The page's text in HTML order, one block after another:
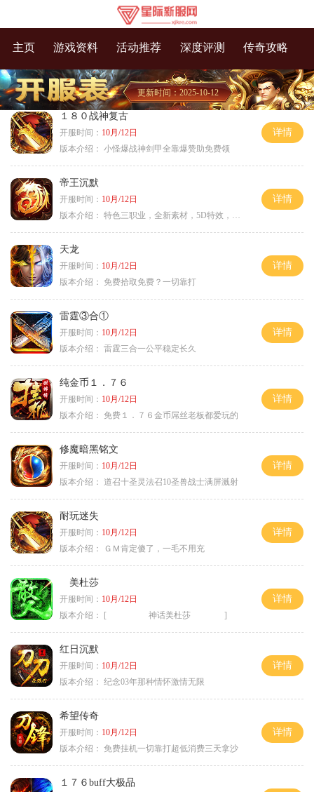
主页 游戏资料 活动推荐 深度评测 传奇攻略
更新时间：2025-10-12
１８０战神复古
开服时间： 10月/12日
版本介绍： 小怪爆战神剑甲全靠爆赞助免费领
详情
帝王沉默
开服时间： 10月/12日
版本介绍： 特色三职业，全新素材，5D特效，不卡图
详情
天龙
开服时间： 10月/12日
版本介绍： 免费拾取免费？一切靠打
详情
雷霆③合①
开服时间： 10月/12日
版本介绍： 雷霆三合一公平稳定长久
详情
纯金币１．７６
开服时间： 10月/12日
版本介绍： 免费１．７６金币屌丝老板都爱玩的
详情
修魔暗黑铭文
开服时间： 10月/12日
版本介绍： 道召十圣灵法召10圣兽战士满屏溅射
详情
耐玩迷失
开服时间： 10月/12日
版本介绍：
ＧＭ肯定傻了，一毛不用充
详情
美杜莎
开服时间： 10月/12日
版本介绍：
[ 神话美杜莎 ]
详情
红日沉默
开服时间： 10月/12日
版本介绍： 纪念03年那种情怀激情无限
详情
希望传奇
开服时间： 10月/12日
版本介绍： 免费挂机一切靠打超低消费三天拿沙
详情
１７６buff大极品